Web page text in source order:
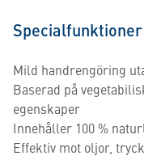
Specialfunktioner
Mild handrengöring
Baserad på
egenskaper
Innehåller 100 %
Effektiv mot oljor,